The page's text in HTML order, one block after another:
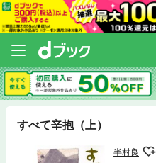
すべて辛抱（上）
半村良